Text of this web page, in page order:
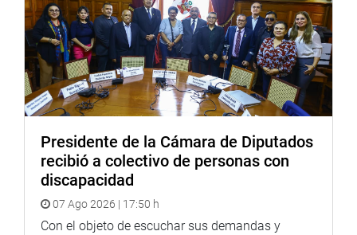
Presidente de la Cámara de Diputados
recibió a colectivo de personas con
discapacidad
07 Ago 2026 | 17:50 h
Con el objeto de escuchar sus demandas y